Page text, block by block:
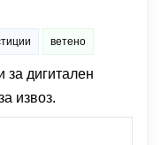
ветено
за дигитален
извоз.